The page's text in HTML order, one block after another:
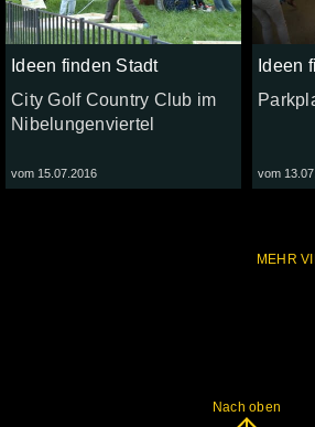
Ideen finden Stadt
City Golf Country Club im
Nibelungenviertel
vom 15.07.2016
Ideen
vom
MEHR
Nach oben